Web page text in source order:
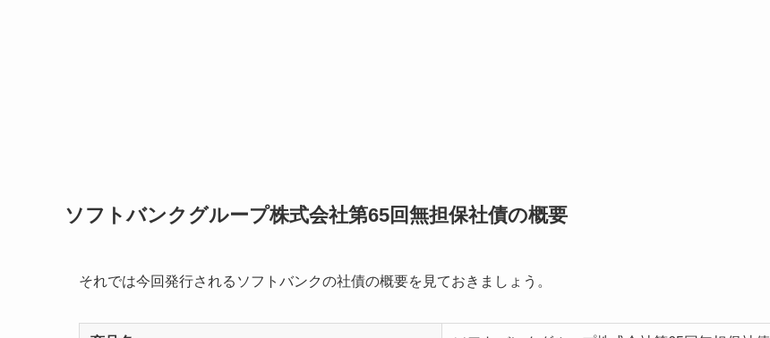
ソフトバンクグループ株式会社第65回無担保社債の概要
それでは今回発行されるソフトバンクの社債の概要を見ておきましょう。